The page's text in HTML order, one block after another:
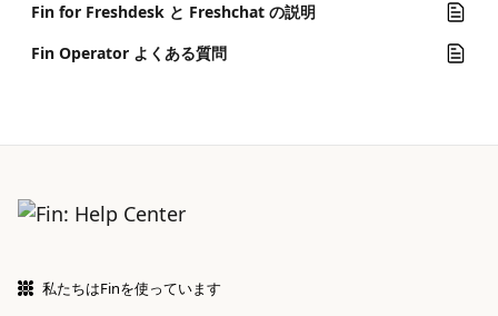
Fin for Freshdesk と Freshchat の説明
Fin Operator よくある質問
私たちはFinを使っています